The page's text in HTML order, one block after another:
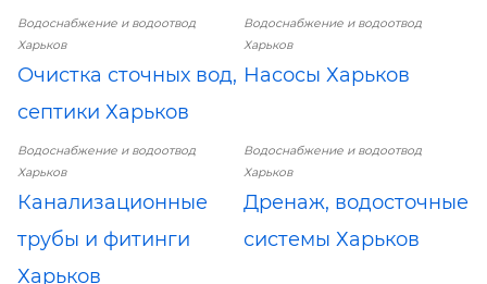
Водоснабжение и водоотвод
Харьков
Очистка сточных вод,
септики Харьков
Водоснабжение и водоотвод
Харьков
Насосы Харьков
Водоснабжение и водоотвод
Харьков
Канализационные
трубы и фитинги
Харьков
Водоснабжение и водоотвод
Харьков
Дренаж, водосточные
системы Харьков